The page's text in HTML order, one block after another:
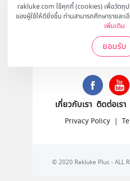
rakluke.com ใช้คุกกี้ (cookies) เพื่อวัตถุ
ของผู้ใช้ให้ดียิ่งขึ้น ท่านสามารถศึกษารายละเ
เพิ่มเติม
ยอมรับ
ติดตามเร
เกี่ยวกับเรา ติดต่อเรา
Privacy Policy |
© 2020 Rakluke Plus - ALL